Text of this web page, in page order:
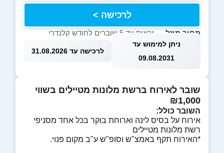
לרכישה >
מחיר מוזל — זכאות עד 5 שוברים לחודש קלנדרי
ניתן למימוש עד
09.08.2031
לרכישה עד 31.08.2026
שובר לאירוח ברשת מלונות מטיילים בשווי
₪1,000
השובר כולל:
אירוח על בסיס לינה וארוחת בוקר בכל אחד מסניפי
רשת מלונות מטיילים
*האירוח תקף באמצ"ש וסופ"ש ע"ב מקום פנוי.